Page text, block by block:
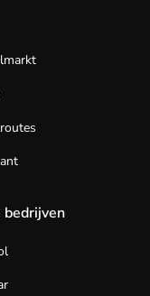
bedrijven